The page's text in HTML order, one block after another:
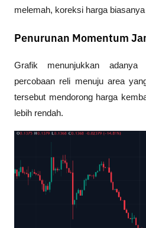
melemah, koreksi harga
Penurunan Momentum
Grafik menunjukkan
percobaan reli menuju area
tersebut mendorong harga
lebih rendah.